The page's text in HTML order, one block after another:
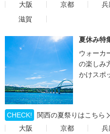
大阪
京都 兵
滋賀
夏休み特
ウォーカ
の楽しみ
かけスポ
CHECK!
関西の夏祭りはこちら
大阪
京都 兵